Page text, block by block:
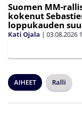
Suomen MM-
kokenut
loppukauden
Kati Ojala | 03.08.2026
AIHEET Ralli